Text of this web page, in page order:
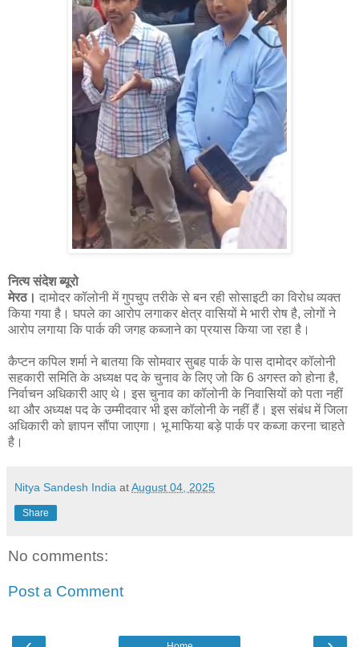
नित्य संदेश ब्यूरो
मेरठ। दामोदर कॉलोनी में गुपचुप तरीके से बन रही सोसाइटी का विरोध व्यक्त
किया गया है। घपले का आरोप लगाकर क्षेत्र वासियों मे भारी रोष है, लोगों ने
आरोप लगाया कि पार्क की जगह कब्जाने का प्रयास किया जा रहा है।
कैप्टन कपिल शर्मा ने बातया कि सोमवार सुबह पार्क के पास दामोदर कॉलोनी
सहकारी समिति के अध्यक्ष पद के चुनाव के लिए जो कि 6 अगस्त को होना है,
निर्वाचन अधिकारी आए थे। इस चुनाव का कॉलोनी के निवासियों को पता नहीं
था और अध्यक्ष पद के उम्मीदवार भी इस कॉलोनी के नहीं हैं। इस संबंध में जिला
अधिकारी को ज्ञापन सौंपा जाएगा। भू माफिया बड़े पार्क पर कब्जा करना चाहते
है।
Nitya Sandesh India atAugust 04, 2025
Share
No comments:
Post a Comment